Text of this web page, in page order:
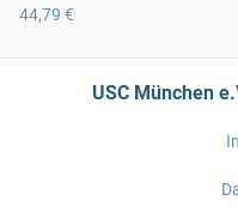
44,79 €
USC München